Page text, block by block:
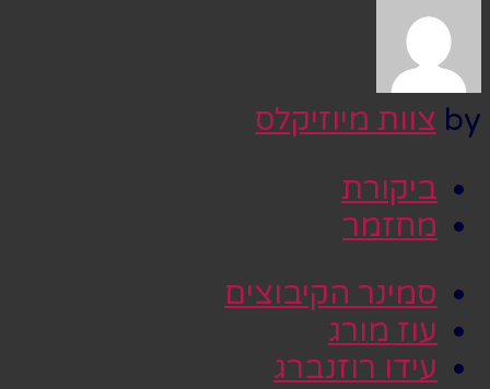
by צוות מיוזיקלס
ביקורת
מחזמר
סמינר הקיבוצים
עוז מורג
עידו רוזנברג